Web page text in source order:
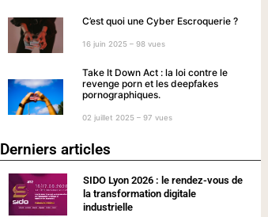
C’est quoi une Cyber Escroquerie ?
16 juin 2025 – 98 vues
Take It Down Act : la loi contre le
revenge porn et les deepfakes
pornographiques.
02 juillet 2025 – 97 vues
Derniers articles
SIDO Lyon 2026 : le rendez-vous de
la transformation digitale
industrielle